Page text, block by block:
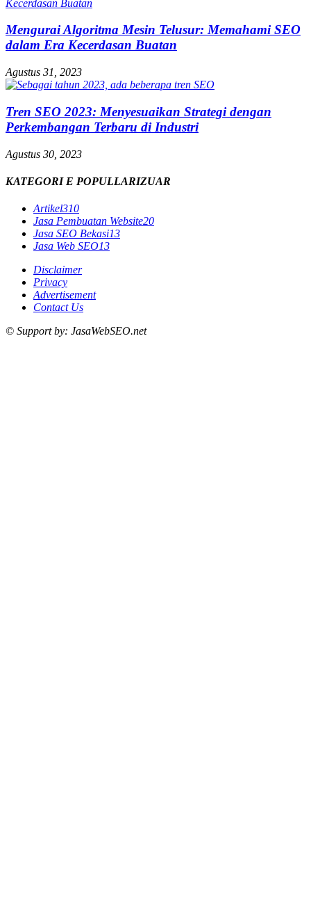
Mengurai Algoritma Mesin Telusur: Memahami SEO
dalam Era Kecerdasan Buatan
Agustus 31, 2023
Tren SEO 2023: Menyesuaikan Strategi dengan
Perkembangan Terbaru di Industri
Agustus 30, 2023
KATEGORI E POPULLARIZUAR
Artikel310
Jasa Pembuatan Website20
Jasa SEO Bekasi13
Jasa Web SEO13
Disclaimer
Privacy
Advertisement
Contact Us
© Support by: JasaWebSEO.net